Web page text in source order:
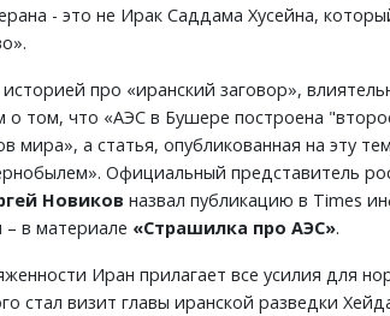
- это не Ирак Саддама Хусейна,
про «иранский заговор»,
о том, что «АЭС в Бушере построена
мира», а статья, опубликованная на эту
Официальный представитель
Новиков назвал публикацию в Times
в материале «Страшилка про АЭС».
Иран прилагает все усилия для
стал визит главы иранской разведки